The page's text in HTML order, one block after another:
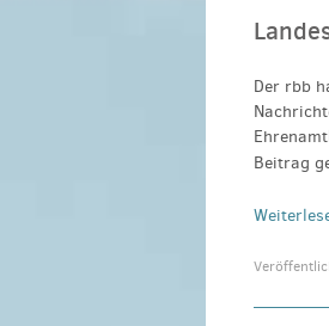
Der rbb
Beitrag